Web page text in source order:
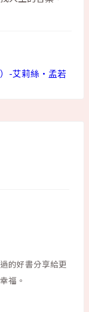
-艾莉絲•孟若
的好書分享給更
福。